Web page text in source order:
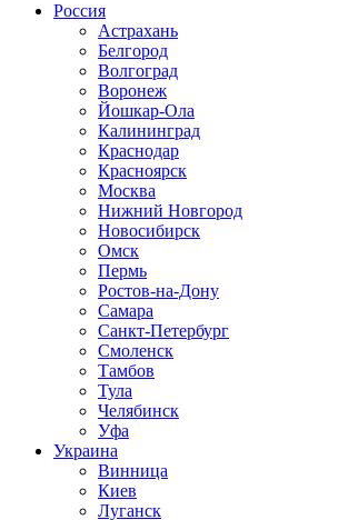
Россия
Астрахань
Белгород
Волгоград
Воронеж
Йошкар-Ола
Калининград
Краснодар
Красноярск
Москва
Нижний Новгород
Новосибирск
Омск
Пермь
Ростов-на-Дону
Самара
Санкт-Петербург
Смоленск
Тамбов
Тула
Челябинск
Уфа
Украина
Винница
Киев
Луганск